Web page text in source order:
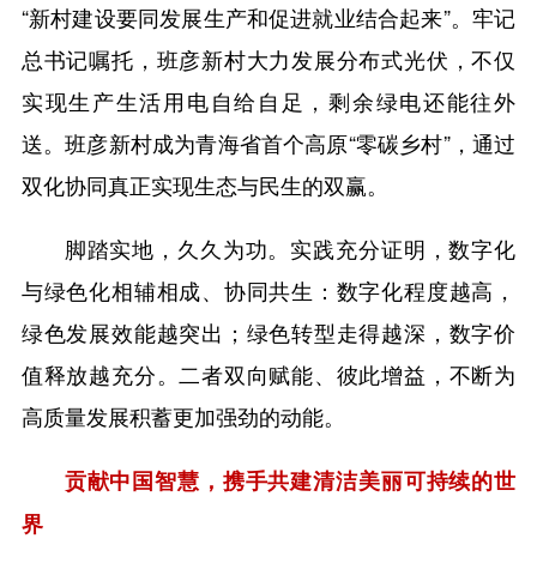
“新村建设要同发展生产和促进就业结合起来”。牢记
总书记嘱托，班彦新村大力发展分布式光伏，不仅
实现生产生活用电自给自足，剩余绿电还能往外
送。班彦新村成为青海省首个高原“零碳乡村”，通过
双化协同真正实现生态与民生的双赢。
脚踏实地，久久为功。实践充分证明，数字化
与绿色化相辅相成、协同共生：数字化程度越高，
绿色发展效能越突出；绿色转型走得越深，数字价
值释放越充分。二者双向赋能、彼此增益，不断为
高质量发展积蓄更加强劲的动能。
贡献中国智慧，携手共建清洁美丽可持续的世
界